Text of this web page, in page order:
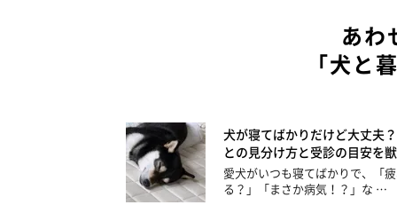
あわ
「犬と
犬が寝てばかりだけど大丈夫
との見分け方と受診の目安を
愛犬がいつも寝てばかりで、「
る？」「まさか病気！？」な …